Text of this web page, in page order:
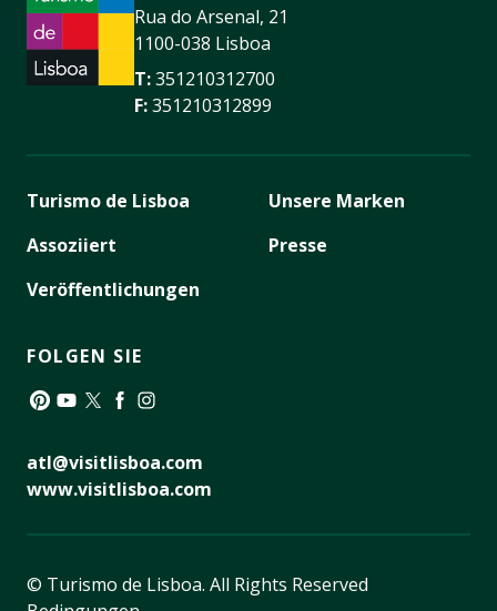
Rua do Arsenal, 21
1100-038 Lisboa
T:351210312700
F:351210312899
Turismo de Lisboa
Assoziiert
Veröffentlichungen
Unsere Marken
Presse
FOLGEN SIE
atl@visitlisboa.com
www.visitlisboa.com
© Turismo de Lisboa. All Rights Reserved